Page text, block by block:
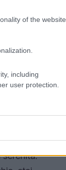
of the website
including
user protection.
una
stare
di